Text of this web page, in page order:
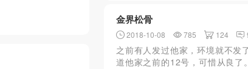
金界松骨
2018-10-08 785 124
之前有人发过他家，环境就不发
道他家之前的12号，可惜从良了